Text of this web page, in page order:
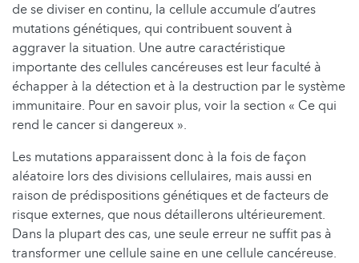
de se diviser en continu, la cellule accumule d’autres
mutations génétiques, qui contribuent souvent à
aggraver la situation. Une autre caractéristique
importante des cellules cancéreuses est leur faculté à
échapper à la détection et à la destruction par le système
immunitaire. Pour en savoir plus, voir la section « Ce qui
rend le cancer si dangereux ».
Les mutations apparaissent donc à la fois de façon
aléatoire lors des divisions cellulaires, mais aussi en
raison de prédispositions génétiques et de facteurs de
risque externes, que nous détaillerons ultérieurement.
Dans la plupart des cas, une seule erreur ne suffit pas à
transformer une cellule saine en une cellule cancéreuse.